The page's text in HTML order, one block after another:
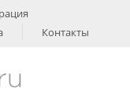
Контакты